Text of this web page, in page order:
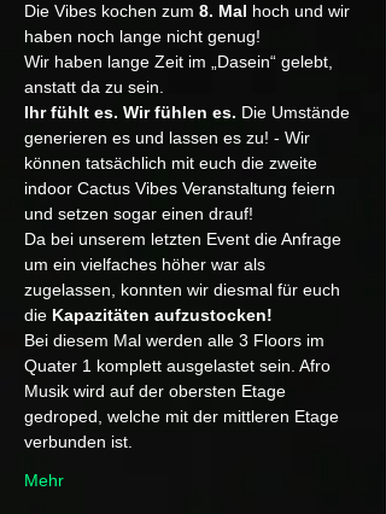
Die Vibes kochen zum 8. Mal hoch und wir
haben noch lange nicht genug!
Wir haben lange Zeit im „Dasein“ gelebt,
anstatt da zu sein.
Ihr fühlt es. Wir fühlen es. Die Umstände
generieren es und lassen es zu! - Wir
können tatsächlich mit euch die zweite
indoor Cactus Vibes Veranstaltung feiern
und setzen sogar einen drauf!
Da bei unserem letzten Event die Anfrage
um ein vielfaches höher war als
zugelassen, konnten wir diesmal für euch
die Kapazitäten aufzustocken!
Bei diesem Mal werden alle 3 Floors im
Quater 1 komplett ausgelastet sein. Afro
Musik wird auf der obersten Etage
gedroped, welche mit der mittleren Etage
verbunden ist.
Mehr